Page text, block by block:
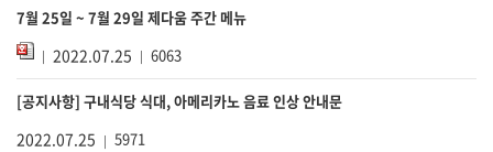
7월 25일 ~ 7월 29일 제다움 주간 메뉴
2022.07.25 6063
[공지사항] 구내식당 식대, 아메리카노 음료 인상 안내문
2022.07.25 5971